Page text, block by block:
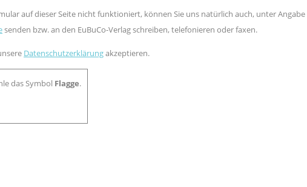
auf dieser Seite nicht funktioniert, können Sie uns natürlich auch, unter Angabe
senden bzw. an den EuBuCo-Verlag schreiben, telefonieren oder faxen.
Datenschutzerklärungakzeptieren.
das Symbol Flagge.